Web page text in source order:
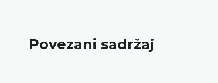
Povezani sadržaj